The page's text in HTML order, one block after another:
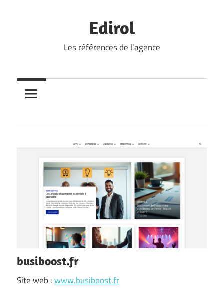
Edirol
Les références de l'agence
busiboost.fr
Site web :www.busiboost.fr